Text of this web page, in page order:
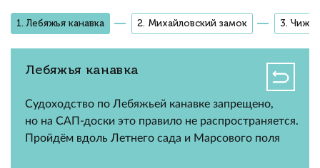
1. Лебяжья канавка 2. Михайловский замок 3.
Лебяжья канавка
Судоходство по Лебяжьей канавке запрещено,
но на САП-доски это правило не распространяется.
Пройдём вдоль Летнего сада и Марсового поля